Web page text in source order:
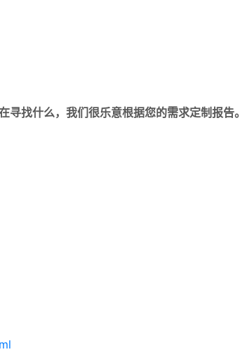
寻找什么，我们很乐意根据您的需求定制报告。